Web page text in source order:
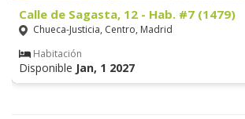
Calle de Sagasta, 12 - Hab. #7 (1479)
Chueca-Justicia, Centro, Madrid
Habitación
Disponible Jan, 1 2027